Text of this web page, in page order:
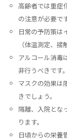
高齢者では重症
の注意が必要です
日常の予防策は
（体温測定、
アルコール消毒
非行うべきです。
マスクの効果は
きでしょう。
隔離、入院とな
ります。
日頃からの栄養